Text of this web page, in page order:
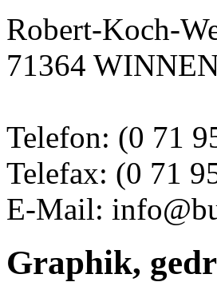
Robert-Koch-
71364
Telefon: (0 71
Telefax: (0 71
E-Mail:
Graphik,